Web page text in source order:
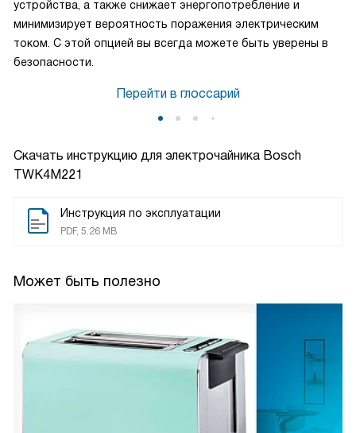
Скачать инструкцию для электрочайника Bosch
TWK4M221
Инструкция по эксплуатации
PDF, 5.26 MB
Может быть полезно
устройства, а также снижает энергопотребление и
минимизирует вероятность поражения электрическим
током. С этой опцией вы всегда можете быть уверены в
безопасности.
Перейти в глоссарий